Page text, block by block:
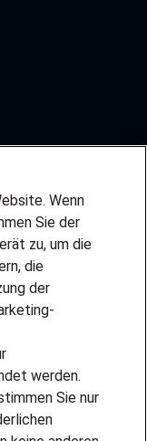
Wenn
Sie der
zu, um die
die
der
werden.
Sie nur